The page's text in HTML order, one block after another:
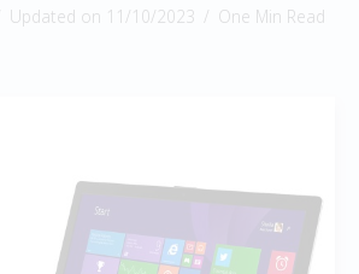
Updated on 11/10/2023
One Min Read